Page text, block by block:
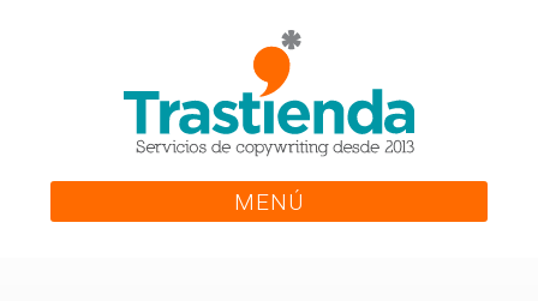
MENÚ